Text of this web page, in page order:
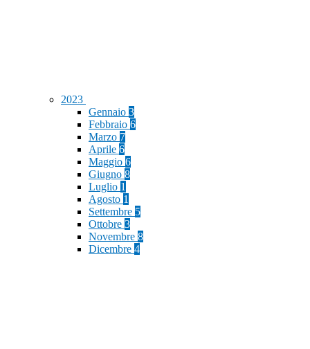
2023
Gennaio 3
Febbraio 6
Marzo 7
Aprile 6
Maggio 6
Giugno 8
Luglio 1
Agosto 1
Settembre 5
Ottobre 3
Novembre 8
Dicembre 4